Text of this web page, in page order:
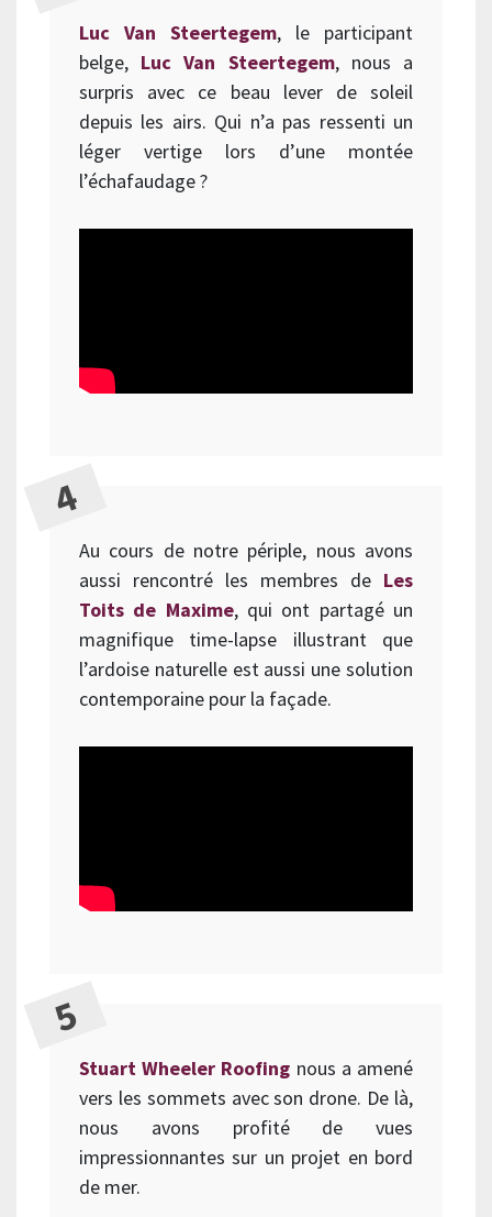
Luc Van Steertegem, le participant
belge, Luc Van Steertegem, nous a
surpris avec ce beau lever de soleil
depuis les airs. Qui n’a pas ressenti un
léger vertige lors d’une montée
l’échafaudage ?
Au cours de notre périple, nous avons
aussi rencontré les membres de Les
Toits de Maxime, qui ont partagé un
magnifique time-lapse illustrant que
l’ardoise naturelle est aussi une solution
contemporaine pour la façade.
Stuart Wheeler Roofing nous a amené
vers les sommets avec son drone. De là,
nous avons profité de vues
impressionnantes sur un projet en bord
de mer.